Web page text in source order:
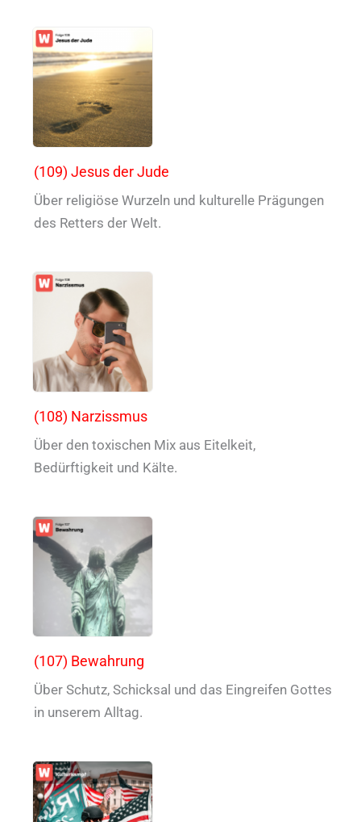
(109) Jesus der Jude
Über religiöse Wurzeln und kulturelle Prägungen
des Retters der Welt.
(108) Narzissmus
Über den toxischen Mix aus Eitelkeit,
Bedürftigkeit und Kälte.
(107) Bewahrung
Über Schutz, Schicksal und das Eingreifen Gottes
in unserem Alltag.